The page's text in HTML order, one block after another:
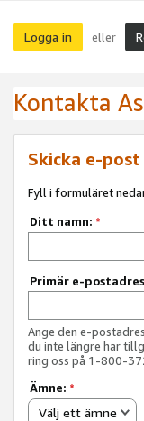
Logga in eller
Kontakta
Skicka e-
Fyll i formuläret
Ditt namn: *
Primär e-
Ange den e-
du inte längre har
ring oss på 1-800-
Ämne: *
Välj ett ämne